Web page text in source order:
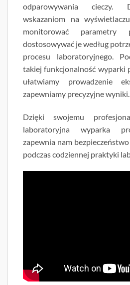
odparowywania cieczy.
wskazaniom na
monitorować
dostosowywać je według
procesu laboratoryjnego.
takiej funkcjonalność wyparki
ułatwiamy prowadzenie
zapewniamy precyzyjne wyniki.
Dzięki swojemu
laboratoryjna wyparka
zapewnia nam
podczas codziennej praktyki